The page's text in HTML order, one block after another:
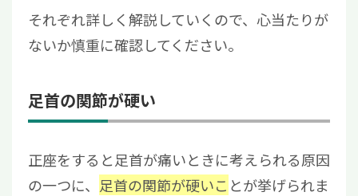
それぞれ詳しく解説していくので、心当たりが
ないか慎重に確認してください。
足首の関節が硬い
正座をすると足首が痛いときに考えられる原因
の一つに、 足首の関節が硬いこ とが挙げられま